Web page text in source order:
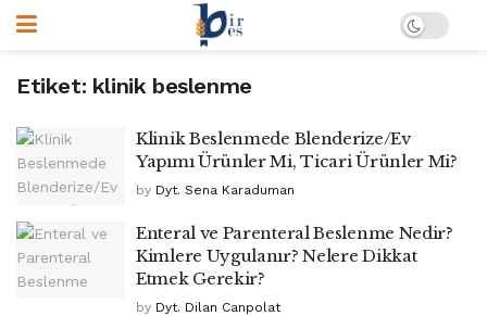
Etiket: klinik beslenme
Klinik Beslenmede Blenderize/Ev
Yapımı Ürünler Mi, Ticari Ürünler Mi?
by Dyt. Sena Karaduman
Enteral ve Parenteral Beslenme Nedir?
Kimlere Uygulanır? Nelere Dikkat
Etmek Gerekir?
by Dyt. Dilan Canpolat